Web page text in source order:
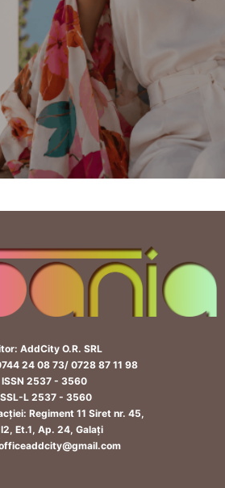
AddCity O.R. SRL
24 08 73/ 0728 87 11 98
ISSN 2537 - 3560
L 2537 - 3560
Regiment 11 Siret nr. 45,
Et.1, Ap. 24, Galați